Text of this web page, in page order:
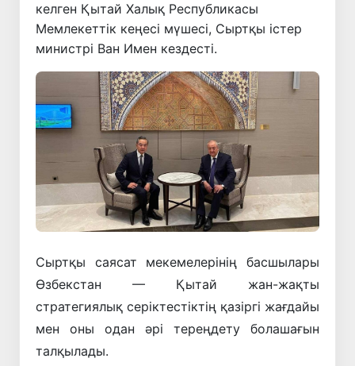
келген Қытай Халық Республикасы
Мемлекеттік кеңесі мүшесі, Сыртқы істер
министрі Ван Имен кездесті.
Сыртқы саясат мекемелерінің басшылары
Өзбекстан — Қытай жан-жақты
стратегиялық серіктестіктің қазіргі жағдайы
мен оны одан әрі тереңдету болашағын
талқылады.